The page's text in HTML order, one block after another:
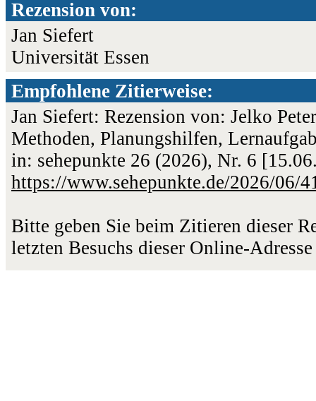
Rezension von:
Jan Siefert
Universität Essen
Empfohlene Zitierweise:
Jan Siefert: Rezension von: Jelko
Methoden, Planungshilfen,
in: sehepunkte 26 (2026), Nr. 6
https://www.sehepunkte.de/2026/06/
Bitte geben Sie beim Zitieren dieser
letzten Besuchs dieser Online-Adresse